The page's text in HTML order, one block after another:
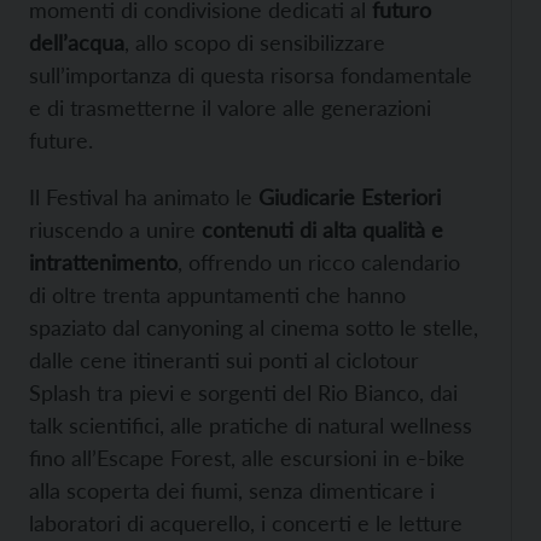
momenti di condivisione dedicati al futuro
dell’acqua , allo scopo di sensibilizzare
sull’importanza di questa risorsa fondamentale
e di trasmetterne il valore alle generazioni
future.
Il Festival ha animato le Giudicarie Esteriori
riuscendo a unire contenuti di alta qualità e
intrattenimento , offrendo un ricco calendario
di oltre trenta appuntamenti che hanno
spaziato dal canyoning al cinema sotto le stelle,
dalle cene itineranti sui ponti al ciclotour
Splash tra pievi e sorgenti del Rio Bianco, dai
talk scientifici, alle pratiche di natural wellness
fino all’Escape Forest, alle escursioni in e-bike
alla scoperta dei fiumi, senza dimenticare i
laboratori di acquerello, i concerti e le letture